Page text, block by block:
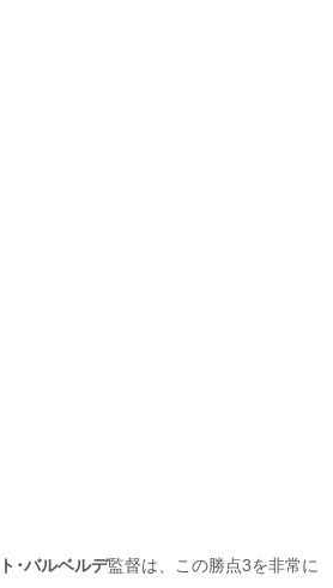
･バルベルデ監督は、この勝点3を非常に